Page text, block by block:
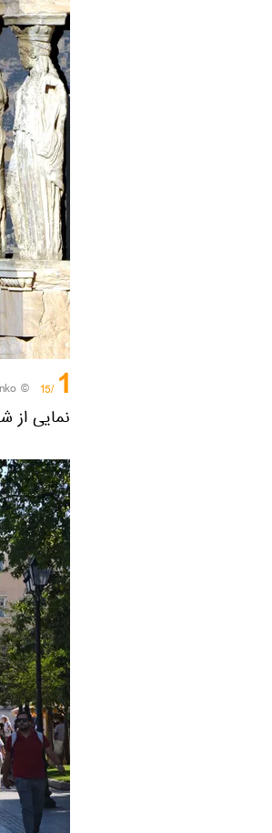
1
/15
© Sputnik / Vladimir Fedorenko
نمایی از